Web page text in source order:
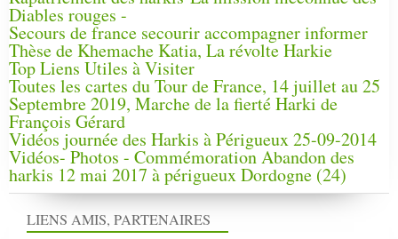
Diables rouges -
Secours de france secourir accompagner informer
Thèse de Khemache Katia, La révolte Harkie
Top Liens Utiles à Visiter
Toutes les cartes du Tour de France, 14 juillet au 25
Septembre 2019, Marche de la fierté Harki de
François Gérard
Vidéos journée des Harkis à Périgueux 25-09-2014
Vidéos- Photos - Commémoration Abandon des
harkis 12 mai 2017 à périgueux Dordogne (24)
LIENS AMIS, PARTENAIRES